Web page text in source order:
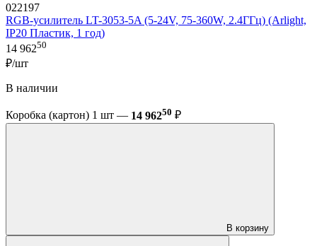
022197
RGB-усилитель LT-3053-5A (5-24V, 75-360W, 2.4ГГц) (Arlight,
IP20 Пластик, 1 год)
14 96250
₽/шт
В наличии
Коробка (картон) 1 шт — 14 96250 ₽
В корзину